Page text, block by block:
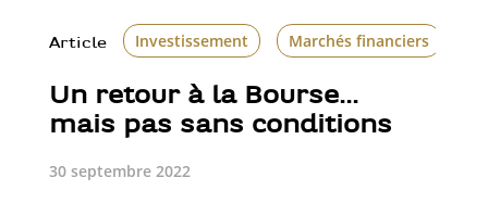
Article Investissement Marchés financiers
Un retour à la Bourse...
mais pas sans conditions
30 septembre 2022